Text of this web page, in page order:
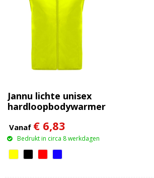
Jannu lichte unisex
hardloopbodywarmer
Vanaf € 6,83
Bedrukt in circa 8 werkdagen